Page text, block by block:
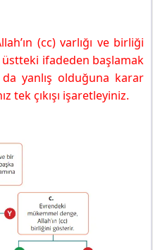
(cc) varlığı ve birliği
ifadeden başlamak
yanlış olduğuna karar
tek çıkışı işaretleyiniz.